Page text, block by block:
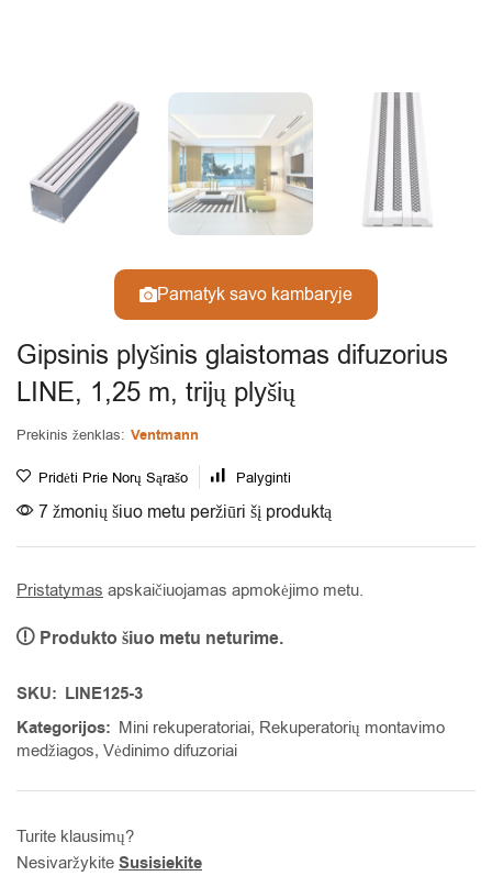
Pamatyk savo kambaryje
Gipsinis plyšinis glaistomas difuzorius
LINE, 1,25 m, trijų plyšių
Prekinis ženklas: Ventmann
Pridėti Prie Norų Sąrašo Palyginti
7 žmonių šiuo metu peržiūri šį produktą
Pristatymas apskaičiuojamas apmokėjimo metu.
Produkto šiuo metu neturime.
SKU: LINE125-3
Kategorijos: Mini rekuperatoriai, Rekuperatorių montavimo
medžiagos, Vėdinimo difuzoriai
Turite klausimų?
Nesivaržykite Susisiekite